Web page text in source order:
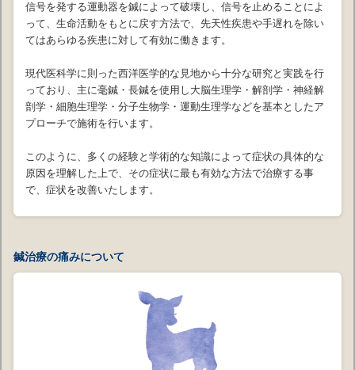
信号を発する運動器を鍼によって破壊し、信号を止めることによ
って、生命活動をもとに戻す方法で、先天性疾患や手遅れを除い
てはあらゆる疾患に対して有効に働きます。
現代医科学に則った西洋医学的な見地から十分な研究と実践を行
っており、主に毫鍼・長鍼を使用し大脳生理学・解剖学・神経解
剖学・細胞生理学・分子生物学・運動生理学などを基本としたア
プローチで施術を行います。
このように、多くの経験と学術的な知識によって症状の具体的な
原因を理解した上で、その症状に最も有効な方法で治療する事
で、症状を改善いたします。
鍼治療の痛みについて